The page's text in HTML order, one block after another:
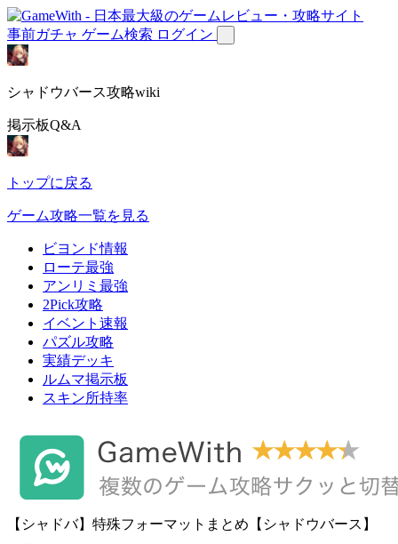
事前ガチャ ゲーム検索 ログイン
シャドウバース攻略wiki
掲示板Q&A
トップに戻る
ゲーム攻略一覧を見る
ビヨンド情報
ローテ最強
アンリミ最強
2Pick攻略
イベント速報
パズル攻略
実績デッキ
ルムマ掲示板
スキン所持率
【シャドバ】特殊フォーマットまとめ【シャドウバース】